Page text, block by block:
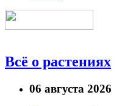
Всё о растениях
06 августа 2026